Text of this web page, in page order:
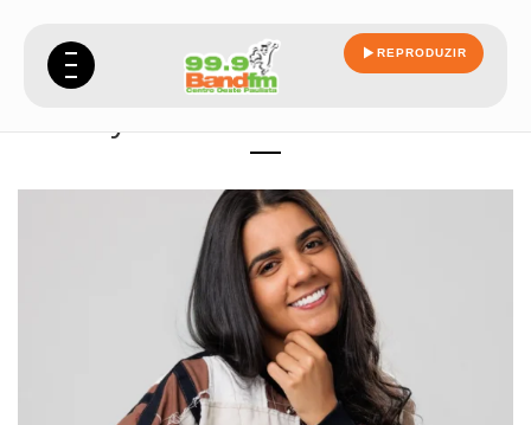
REPRODUZIR